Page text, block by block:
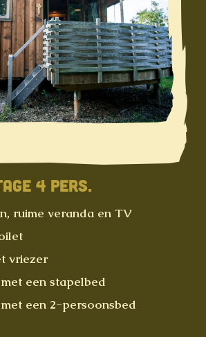
4 PERS.
ruime veranda en TV
vriezer
een stapelbed
een 2-persoonsbed